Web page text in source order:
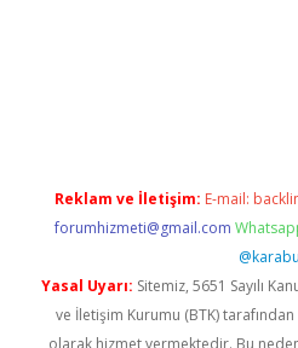
Reklam ve İletişim: E-mail:
forumhizmeti@gmail.com
Yasal Uyarı: Sitemiz, 5651 Sayılı
ve İletişim Kurumu (BTK) tarafından
olarak hizmet vermektedir. Bu